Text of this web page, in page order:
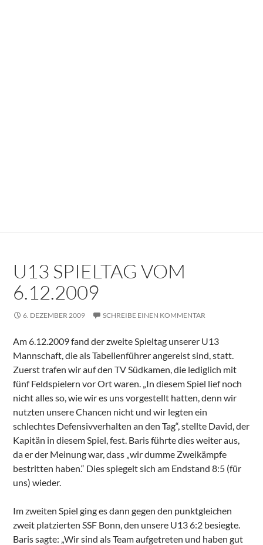
U13 SPIELTAG VOM
6.12.2009
6. DEZEMBER 2009 SCHREIBE EINEN KOMMENTAR
Am 6.12.2009 fand der zweite Spieltag unserer U13
Mannschaft, die als Tabellenführer angereist sind, statt.
Zuerst trafen wir auf den TV Südkamen, die lediglich mit
fünf Feldspielern vor Ort waren. „In diesem Spiel lief noch
nicht alles so, wie wir es uns vorgestellt hatten, denn wir
nutzten unsere Chancen nicht und wir legten ein
schlechtes Defensivverhalten an den Tag“, stellte David, der
Kapitän in diesem Spiel, fest. Baris führte dies weiter aus,
da er der Meinung war, dass „wir dumme Zweikämpfe
bestritten haben.“ Dies spiegelt sich am Endstand 8:5 (für
uns) wieder.
Im zweiten Spiel ging es dann gegen den punktgleichen
zweit platzierten SSF Bonn, den unsere U13 6:2 besiegte.
Baris sagte: „Wir sind als Team aufgetreten und haben gut